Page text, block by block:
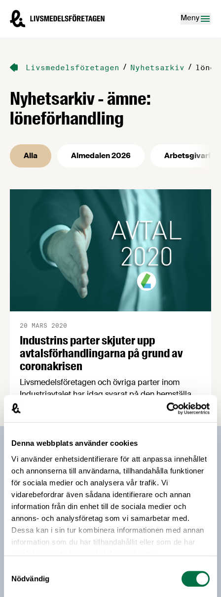
Denna webbplats använder cookies
Vi använder enhetsidentifierare för att anpassa innehållet
och annonserna till användarna, tillhandahålla funktioner
för sociala medier och analysera vår trafik. Vi
vidarebefordrar även sådana identifierare och annan
information från din enhet till de sociala medier och
annons- och analysföretag som vi samarbetar med.
Dessa kan i sin tur kombinera informationen med annan
information som du har tillhandahållit eller som de har
Nödvändig
Livsmedelsföretagen – till startsidan
Meny
Livsmedelsföretagen / Nyhetsarkiv /
Nyhetsarkiv - ämne:
löneförhandling
Alla Almedalen 2026
Industrins parter skjuter upp
avtalsförhandlingarna på grund av
coronakrisen
20 MARS 2020
Livsmedelsföretagen och övriga parter inom
Industriavtalet har idag svarat på den hemställan
vi mottog igår från De Opartiska ordförandena
inom Industriavtalet. Parterna har i enlighet med
förhandlingarna och att förlänga kollektivavtalens
Prenumerera på vårt nyhetsbrev
Vårt nyhetsbrev kommer ut 3-4 gånger i månaden och
riktar sig till alla med ett intresse för
livsmedelsföretagande och den svenska
livsmedelsbranschen. När du anmäler dig till vårt
nyhetsbrev godkänner du Livsmedelsföretagens
hantering av personuppgifter.